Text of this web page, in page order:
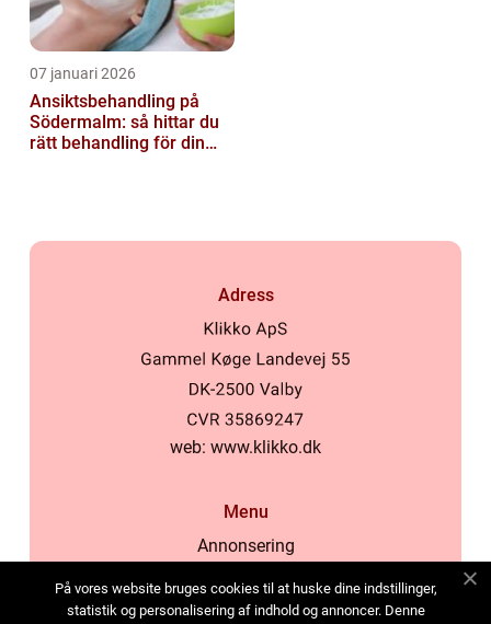
07 januari 2026
Ansiktsbehandling på
Södermalm: så hittar du
rätt behandling för din
Adress
web: www.klikko.dk
Menu
Annonsering
Cookies
På vores website bruges cookies til at huske dine indstillinger,
statistik og personalisering af indhold og annoncer. Denne